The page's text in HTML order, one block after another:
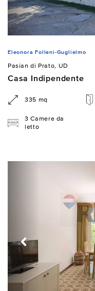
Eleonora Folleni-Guglielmo
Pasian di Prato, UD
Casa Indipendente
335 mq
3 Camere da
letto